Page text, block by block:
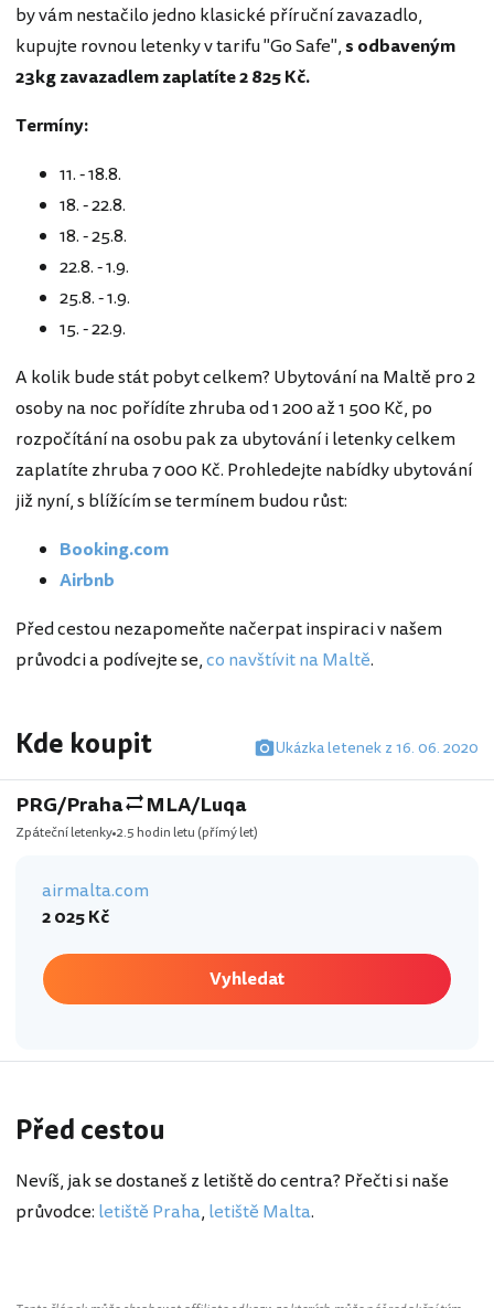
by vám nestačilo jedno klasické příruční zavazadlo,
kupujte rovnou letenky v tarifu "Go Safe",s odbaveným
23kg zavazadlem zaplatíte 2 825 Kč.
Termíny:
11. - 18.8.
18. - 22.8.
18. - 25.8.
22.8. - 1.9.
25.8. - 1.9.
15. - 22.9.
A kolik bude stát pobyt celkem? Ubytování na Maltě pro 2
osoby na noc pořídíte zhruba od 1 200 až 1 500 Kč, po
rozpočítání na osobu pak za ubytování i letenky celkem
zaplatíte zhruba 7 000 Kč. Prohledejte nabídky ubytování
již nyní, s blížícím se termínem budou růst:
Booking.com
Airbnb
Před cestou nezapomeňte načerpat inspiraci v našem
průvodci a podívejte se,co navštívit na Maltě.
Kde koupit Ukázka letenek z 16. 06. 2020
PRG/Praha MLA/Luqa
Zpáteční letenky 2.5 hodin letu (přímý let)
airmalta.com
2 025 Kč
Vyhledat
Před cestou
Nevíš, jak se dostaneš z letiště do centra? Přečti si naše
průvodce: letiště Praha, letiště Malta.